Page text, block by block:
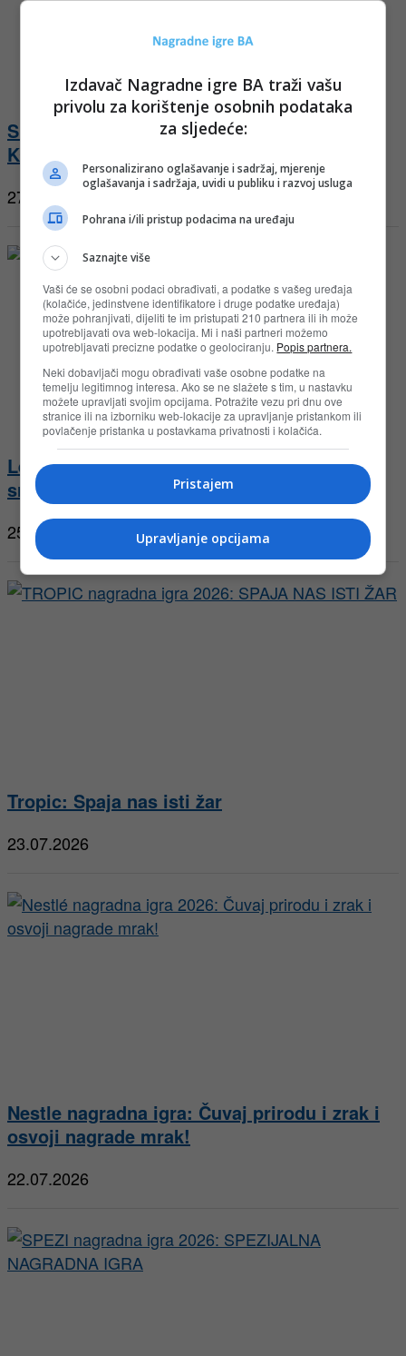
Sladoled Snješko 4You nagradna igra u
KORT marketima
27.07.2026
Ledo nagradna igra 2026: Izaberi dva za
sreću!
25.07.2026
Tropic: Spaja nas isti žar
23.07.2026
Nestle nagradna igra: Čuvaj prirodu i zrak i
osvoji nagrade mrak!
22.07.2026
Izdavač Nagradne igre BA traži vašu
privolu za korištenje osobnih podataka
za sljedeće:
Personalizirano oglašavanje i sadržaj, mjerenje
oglašavanja i sadržaja, uvidi u publiku i razvoj usluga
Pohrana i/ili pristup podacima na uređaju
Saznajte više
Vaši će se osobni podaci obrađivati, a podatke s vašeg uređaja
(kolačiće, jedinstvene identifikatore i druge podatke uređaja)
može pohranjivati, dijeliti te im pristupati 210 partnera ili ih može
upotrebljavati ova web-lokacija. Mi i naši partneri možemo
upotrebljavati precizne podatke o geolociranju. Popis partnera.
Neki dobavljači mogu obrađivati vaše osobne podatke na
temelju legitimnog interesa. Ako se ne slažete s tim, u nastavku
možete upravljati svojim opcijama. Potražite vezu pri dnu ove
stranice ili na izborniku web-lokacije za upravljanje pristankom ili
povlačenje pristanka u postavkama privatnosti i kolačića.
Pristajem
Upravljanje opcijama